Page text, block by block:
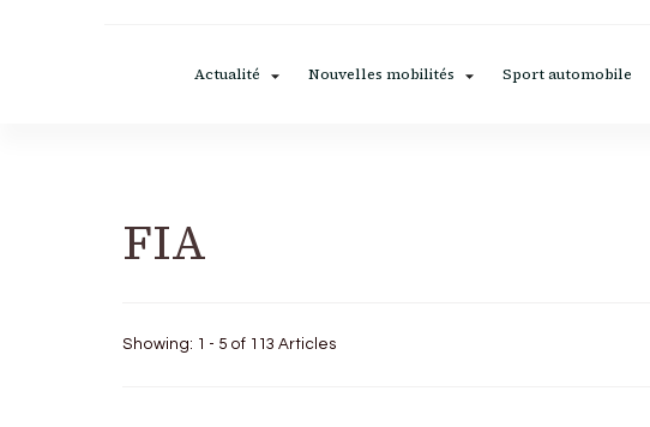
Actualité Nouvelles mobilités Sport automobile
FIA
Showing: 1 - 5 of 113 Articles